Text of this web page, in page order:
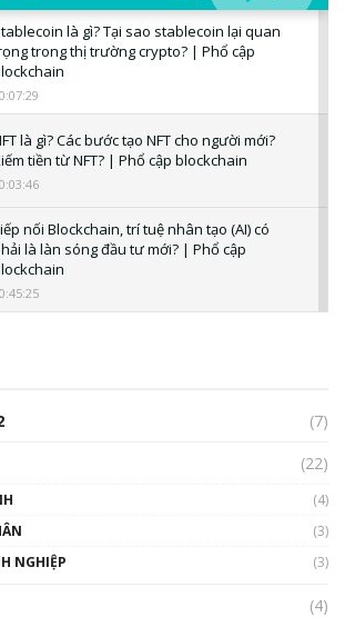
là gì? Tại sao stablecoin lại quan
trong thị trường crypto? | Phổ cập
là gì? Các bước tạo NFT cho người mới?
tiền từ NFT? | Phổ cập blockchain
nối Blockchain, trí tuệ nhân tạo (AI) có
là làn sóng đầu tư mới? | Phổ cập
lại năm 2022: Những sự kiện ảnh hưởng
hệ sinh thái tiền mã hoá | Phổ cập
(7)
(22)
(4)
(3)
NGHIỆP
(3)
(4)